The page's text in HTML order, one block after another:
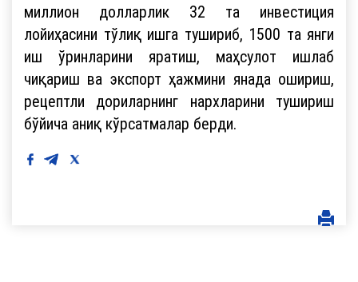
миллион долларлик 32 та инвестиция
лойиҳасини тўлиқ ишга тушириб, 1500 та янги
иш ўринларини яратиш, маҳсулот ишлаб
чиқариш ва экспорт ҳажмини янада ошириш,
рецептли дориларнинг нархларини тушириш
бўйича аниқ кўрсатмалар берди.